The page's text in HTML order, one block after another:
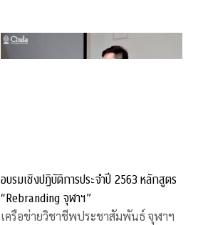
อบรมเชิงปฏิบัติการประจำปี 2563 หลักสูตร
“Rebranding จุฬาฯ”
เครือข่ายวิชาชีพประชาสัมพันธ์ จุฬาฯ